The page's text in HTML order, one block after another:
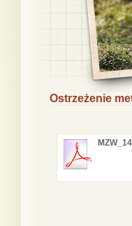
Ostrzeżenie